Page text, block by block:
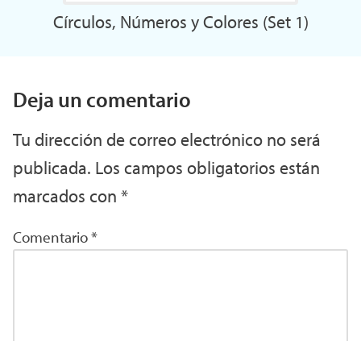
Círculos, Números y Colores (Set 1)
Deja un comentario
Tu dirección de correo electrónico no será
publicada. Los campos obligatorios están
marcados con *
Comentario*